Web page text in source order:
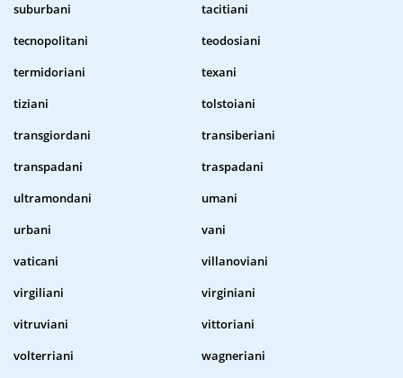
suburbani
tacitiani
tecnopolitani
teodosiani
termidoriani
texani
tiziani
tolstoiani
transgiordani
transiberiani
transpadani
traspadani
ultramondani
umani
urbani
vani
vaticani
villanoviani
virgiliani
virginiani
vitruviani
vittoriani
volterriani
wagneriani